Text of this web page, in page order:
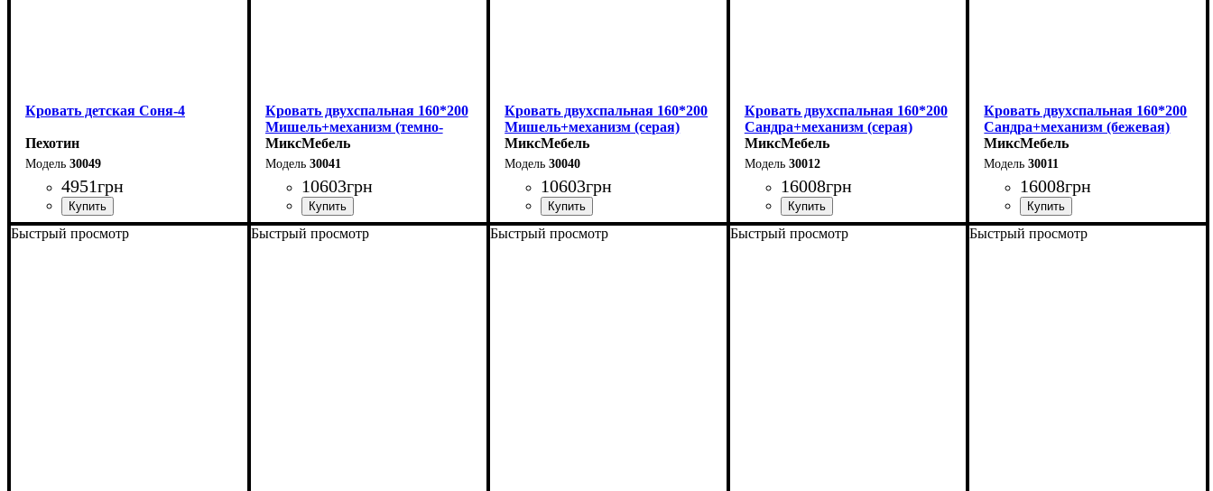
Кровать детская Соня-4
Пехотин
30049
4951грн
Кровать двухспальная 160*200
Мишель+механизм (темно-
серая)
МиксМебель
30041
10603грн
Кровать двухспальная 160*200
Мишель+механизм (серая)
МиксМебель
30040
10603грн
Кровать двухспальная 160*200
Сандра+механизм (серая)
МиксМебель
30012
16008грн
Кровать двухспальная 160*200
Сандра+механизм (бежевая)
МиксМебель
30011
16008грн
Быстрый просмотр Быстрый просмотр Быстрый просмотр Быстрый просмотр Быстрый просмотр